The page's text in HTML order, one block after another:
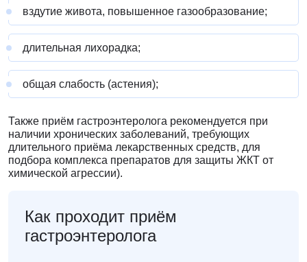
вздутие живота, повышенное газообразование;
длительная лихорадка;
общая слабость (астения);
Также приём гастроэнтеролога рекомендуется при
наличии хронических заболеваний, требующих
длительного приёма лекарственных средств, для
подбора комплекса препаратов для защиты ЖКТ от
химической агрессии).
Как проходит приём
гастроэнтеролога